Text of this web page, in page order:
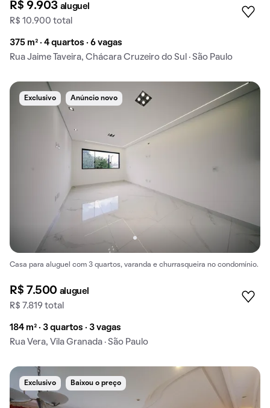
R$ 9.903 aluguel
R$ 10.900 total
375 m² · 4 quartos · 6 vagas
Rua Jaime Taveira, Chácara Cruzeiro do Sul · São Paulo
Exclusivo Anúncio novo
Casa para aluguel com 3 quartos, varanda e churrasqueira no condomínio.
R$ 7.500 aluguel
R$ 7.819 total
184 m² · 3 quartos · 3 vagas
Rua Vera, Vila Granada · São Paulo
Exclusivo Baixou o preço